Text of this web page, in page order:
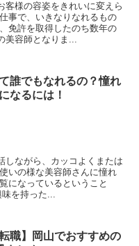
客様の容姿をきれいに変えら
事で、いきなりなれるもの
免許を取得したのち数年の
美容師となりま...
誰でもなれるの？憧れ
なるには！
しながら、カッコよくまたは
いの様な美容師さんに憧れ
になっているということ
を持った...
転職】岡山でおすすめの